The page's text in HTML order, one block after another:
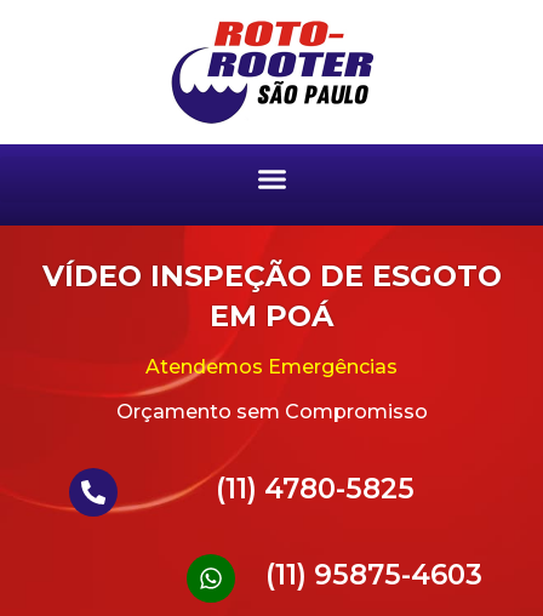
VÍDEO INSPEÇÃO DE ESGOTO
EM POÁ
Atendemos Emergências
Orçamento sem Compromisso
(11) 4780-5825
(11) 95875-4603